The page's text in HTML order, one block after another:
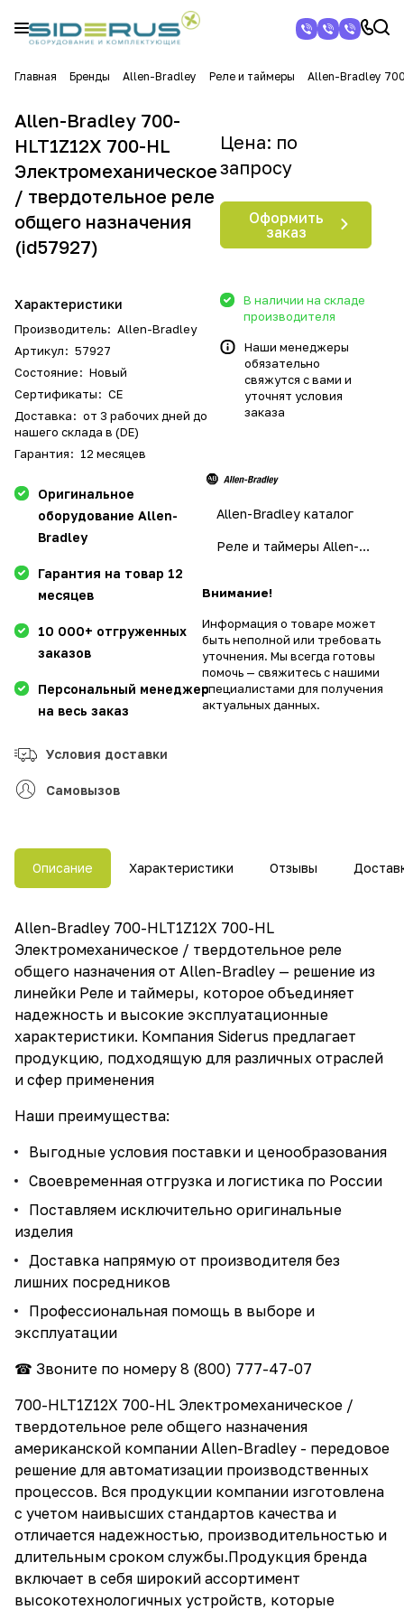
Главная Бренды Allen-Bradley Реле и таймеры Allen-Bradley
Allen-Bradley 700-
HLT1Z12X 700-HL
Электромеханическое
/ твердотельное реле
общего назначения
(id57927)
Характеристики
Производитель: Allen-Bradley
Артикул: 57927
Состояние: Новый
Сертификаты: CE
Доставка: от 3 рабочих дней до
нашего склада в (DE)
Гарантия: 12 месяцев
Оригинальное
оборудование Allen-
Bradley
Гарантия на товар 12
месяцев
10 000+ отгруженных
заказов
Персональный менеджер
на весь заказ
Условия доставки
Самовызов
Цена: по
запросу
Оформить
заказ
В наличии на складе
производителя
Наши менеджеры
обязательно
свяжутся с вами и
уточнят условия
заказа
Allen-Bradley каталог
Реле и таймеры Allen-Bradley
Внимание!
Информация о товаре может
быть неполной или требовать
уточнения. Мы всегда готовы
помочь — свяжитесь с нашими
специалистами для получения
актуальных данных.
Описание Характеристики Отзывы
Allen-Bradley 700-HLT1Z12X 700-HL
Электромеханическое / твердотельное реле
общего назначения от Allen-Bradley — решение из
линейки Реле и таймеры, которое объединяет
надежность и высокие эксплуатационные
характеристики. Компания Siderus предлагает
продукцию, подходящую для различных отраслей
и сфер применения
Наши преимущества:
Выгодные условия поставки и ценообразования
Своевременная отгрузка и логистика по России
Поставляем исключительно оригинальные
изделия
Доставка напрямую от производителя без
лишних посредников
Профессиональная помощь в выборе и
эксплуатации
☎ Звоните по номеру 8 (800) 777-47-07
700-HLT1Z12X 700-HL Электромеханическое /
твердотельное реле общего назначения
американской компании Allen-Bradley - передовое
решение для автоматизации производственных
процессов. Вся продукции компании изготовлена
с учетом наивысших стандартов качества и
отличается надежностью, производительностью и
длительным сроком службы.Продукция бренда
включает в себя широкий ассортимент
высокотехнологичных устройств, которые